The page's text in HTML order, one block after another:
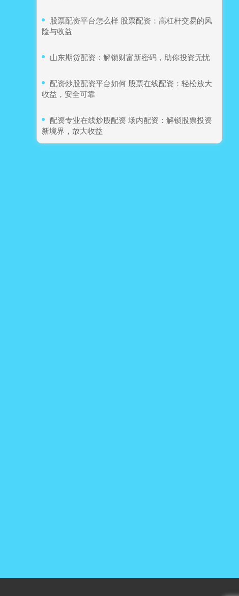
​股票配资平台怎么样 股票配资：高杠杆交易的风
险与收益
​山东期货配资：解锁财富新密码，助你投资无忧
​配资炒股配资平台如何 股票在线配资：轻松放大
收益，安全可靠
​配资专业在线炒股配资 场内配资：解锁股票投资
新境界，放大收益